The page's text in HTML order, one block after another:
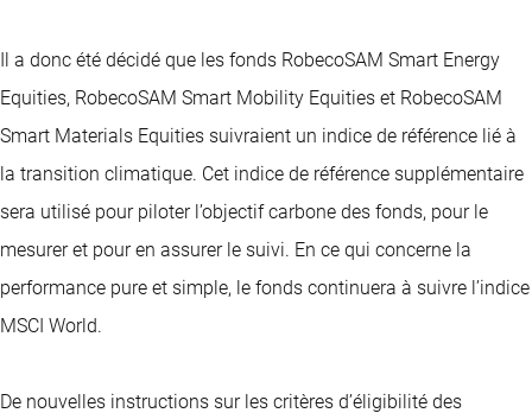
Il a donc été décidé que les fonds RobecoSAM Smart Energy
Equities, RobecoSAM Smart Mobility Equities et RobecoSAM
Smart Materials Equities suivraient un indice de référence lié à
la transition climatique. Cet indice de référence supplémentaire
sera utilisé pour piloter l’objectif carbone des fonds, pour le
mesurer et pour en assurer le suivi. En ce qui concerne la
performance pure et simple, le fonds continuera à suivre l’indice
MSCI World.
De nouvelles instructions sur les critères d’éligibilité des